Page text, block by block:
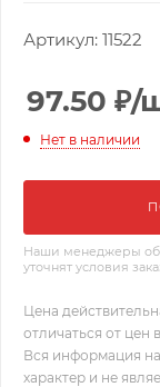
Артикул: 11522
97.50 ₽/
Нет в наличии
Наши менеджеры
уточнят условия
Цена
отличаться от цен
Вся информация
характер и не